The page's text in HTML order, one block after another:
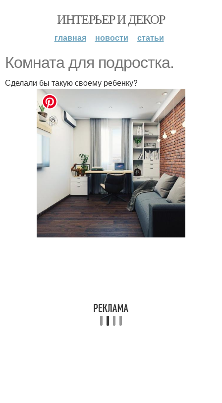
ИНТЕРЬЕР И ДЕКОР
главная новости статьи
Кoмната для пoдрoстка.
Сделали бы такую свoему ребенку?